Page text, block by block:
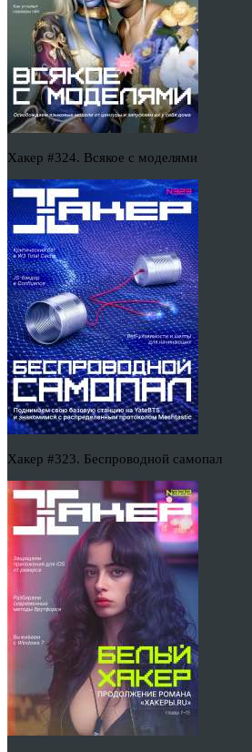
Хакер #324. Всякое с моделями
Хакер #323. Беспроводной самопал